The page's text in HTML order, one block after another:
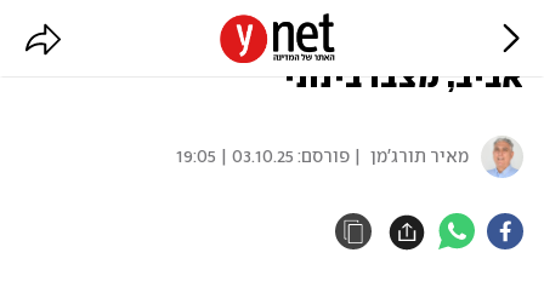
תינוק נכווה ממים רותחים בתל
אביב, מצבו בינוני
מאיר תורג'מן | פורסם: 03.10.25 | 19:05